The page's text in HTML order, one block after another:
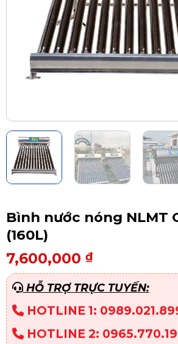
Bình nước nóng NLMT
(160L)
7,600,000 ₫
HỖ TRỢ TRỰC TUYẾN:
HOTLINE 1:
HOTLINE 2: